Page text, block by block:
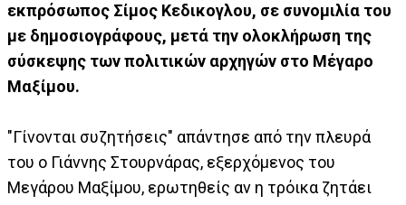
εκπρόσωπος Σίμος Κεδικογλου, σε συνομιλία του
με δημοσιογράφους, μετά την ολοκλήρωση της
σύσκεψης των πολιτικών αρχηγών στο Μέγαρο
Μαξίμου.
"Γίνονται συζητήσεις" απάντησε από την πλευρά
του ο Γιάννης Στουρνάρας, εξερχόμενος του
Μεγάρου Μαξίμου, ερωτηθείς αν η τρόικα ζητάει